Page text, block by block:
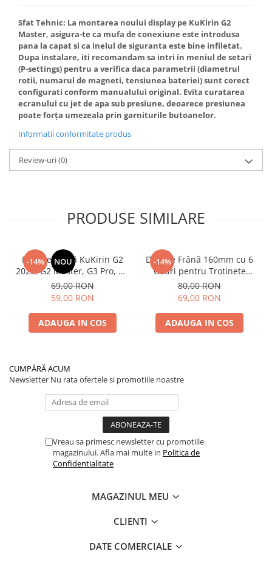
Sfat Tehnic: La montarea noului display pe KuKirin G2
Master, asigura-te ca mufa de conexiune este introdusa
pana la capat si ca inelul de siguranta este bine infiletat.
Dupa instalare, iti recomandam sa intri in meniul de setari
(P-settings) pentru a verifica daca parametrii (diametrul
rotii, numarul de magneti, tensiunea bateriei) sunt corect
configurati conform manualului original. Evita curatarea
ecranului cu jet de apa sub presiune, deoarece presiunea
poate forța umezeala prin garniturile butoanelor.
Informatii conformitate produs
Review-uri(0)
PRODUSE SIMILARE
-14% NOU
Plăcuțe Frână KuKirin G2
2025, G2 Master, G3 Pro, G4
– Set 2 Bucăți (Față sau
Spate) Premium
69,00 RON
59,00 RON
ADAUGA IN COS
-14%
Disc de Frână 160mm cu 6
Găuri pentru Trotinete
Electrice KuKirin G4 (Model
2025) și KuKirin G2 –
Performanță Premium
80,00 RON
69,00 RON
ADAUGA IN COS
CUMPĂRĂ ACUM
Newsletter Nu rata ofertele si promotiile noastre
Vreau sa primesc newsletter cu promotiile
magazinului. Afla mai multe in Politica de
Confidentialitate
MAGAZINUL MEU
CLIENTI
DATE COMERCIALE